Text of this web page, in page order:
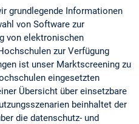
grundlegende Informationen
von Software zur
von elektronischen
zur Verfügung
ist unser Marktscreening zu
eingesetzten
Übersicht über einsetzbare
beinhaltet der
die datenschutz- und